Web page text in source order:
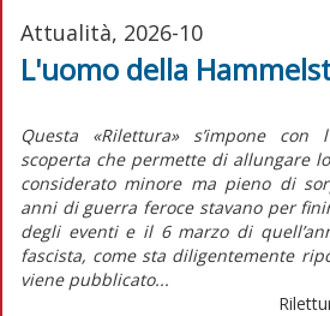
Attualità, 2026-10
L'uomo della
Questa «Rilettura» s’impone con
scoperta che permette di allungare
considerato minore ma pieno di
anni di guerra feroce stavano per
degli eventi e il 6 marzo di
fascista, come sta diligentemente
viene pubblicato...